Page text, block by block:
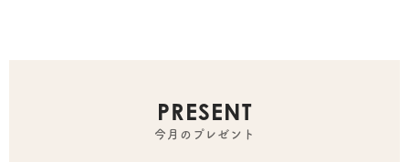
PRESENT
今月のプレゼント